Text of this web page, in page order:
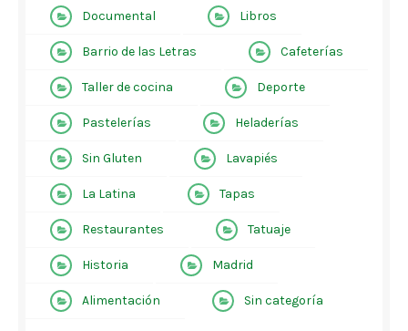
Documental Libros
Barrio de las Letras Cafeterías
Taller de cocina Deporte
Pastelerías Heladerías
Sin Gluten Lavapiés
La Latina Tapas
Restaurantes Tatuaje
Historia Madrid
Alimentación Sin categoría